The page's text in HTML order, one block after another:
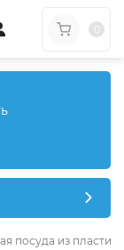
посуда из пластика